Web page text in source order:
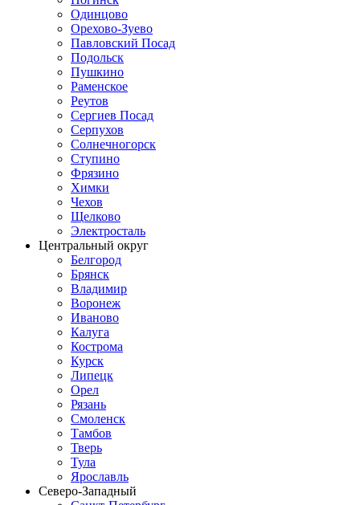
Одинцово
Орехово-Зуево
Павловский Посад
Подольск
Пушкино
Раменское
Реутов
Сергиев Посад
Серпухов
Солнечногорск
Ступино
Фрязино
Химки
Чехов
Щелково
Электросталь
Центральный округ
Белгород
Брянск
Владимир
Воронеж
Иваново
Калуга
Кострома
Курск
Липецк
Орел
Рязань
Смоленск
Тамбов
Тверь
Тула
Ярославль
Северо-Западный